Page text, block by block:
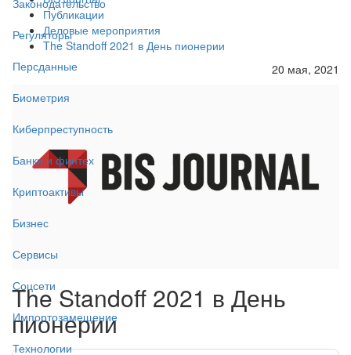
Законодательство
Регуляторы
Персданные
Биометрия
Киберпреступность
Банки и финтех
Криптоактивы
Бизнес
Сервисы
Соцсети
Импортозамещение
Технологии
Публикации
Деловые мероприятия
The Standoff 2021 в День пионерии
20 мая, 2021
The Standoff 2021 в День
пионерии